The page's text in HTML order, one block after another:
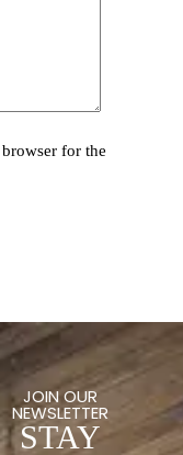
for the
JOIN OUR
NEWSLETTER
STAY